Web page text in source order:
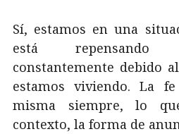
Sí, estamos en una
está
constantemente debido
estamos viviendo. La
misma siempre, lo
contexto, la forma de